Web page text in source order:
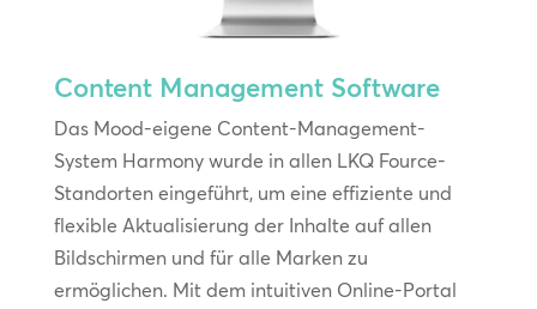
Content Management Software
Das Mood-eigene Content-Management-
System Harmony wurde in allen LKQ Fource-
Standorten eingeführt, um eine effiziente und
flexible Aktualisierung der Inhalte auf allen
Bildschirmen und für alle Marken zu
ermöglichen. Mit dem intuitiven Online-Portal